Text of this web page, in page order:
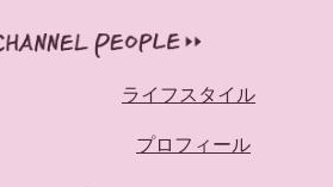
ライフスタイル
プロフィール